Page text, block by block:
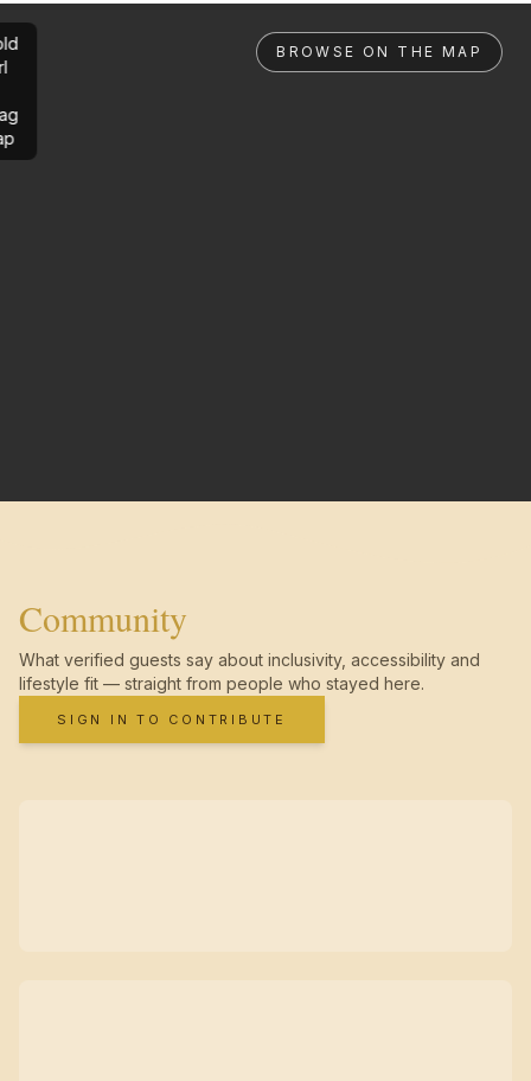
BROWSE ON THE MAP
Community
What verified guests say about inclusivity, accessibility and
lifestyle fit — straight from people who stayed here.
SIGN IN TO CONTRIBUTE